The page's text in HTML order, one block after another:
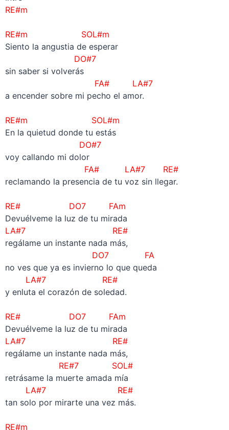
RE#m
RE#m SOL#m
Siento la angustia de esperar
DO#7
sin saber si volverás
FA# LA#7
a encender sobre mi pecho el amor.
RE#m SOL#m
En la quietud donde tu estás
DO#7
voy callando mi dolor
FA# LA#7 RE#
reclamando la presencia de tu voz sin llegar.
RE# DO7 FAm
Devuélveme la luz de tu mirada
LA#7 RE#
regálame un instante nada más,
DO7 FA
no ves que ya es invierno lo que queda
LA#7 RE#
y enluta el corazón de soledad.
RE# DO7 FAm
Devuélveme la luz de tu mirada
LA#7 RE#
regálame un instante nada más,
RE#7 SOL#
retrásame la muerte amada mía
LA#7 RE#
tan solo por mirarte una vez más.
RE#m